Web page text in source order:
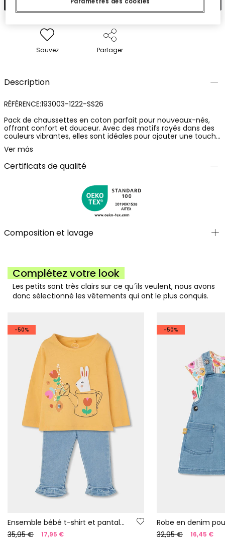
Sauvez Partager
Description
RÉFÉRENCE:193003-1222-SS26
Pack de chaussettes en coton parfait pour nouveaux-nés,
offrant confort et douceur. Avec des motifs rayés dans des
couleurs vibrantes, elles sont idéales pour ajouter une touche
de couleur à la garde-robe des tout-petits. Disponibles en
tailles : 16/18, 19/21, et 22/24. Ces chaussettes s'adaptent
facilement aux petits pieds en pleine croissance, étant une
option pratique et stylée pour le quotidien.
Ver más
Certificats de qualité
Composition et lavage
Complétez votre look
Les petits sont très clairs sur ce qu´ils veulent, nous avons
donc sélectionné les vêtements qui ont le plus conquis.
-50%
Ensemble bébé t-shirt et pantalon coton
35,95 €
17,95 €
-50%
Robe en denim
32,95 €
16,45 €